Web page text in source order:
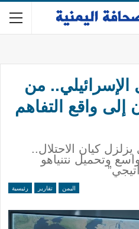
الإسرائيلي.. من
واقع التفاهم
يزلزل كيان الاحتلال..
وتحميل نتنياهو
اليمن تقارير رئيسية